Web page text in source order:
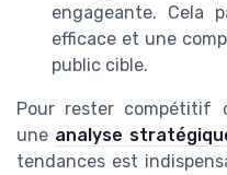
engageante. Cela
efficace et une
public cible.
Pour rester compétitif
une analyse
tendances est